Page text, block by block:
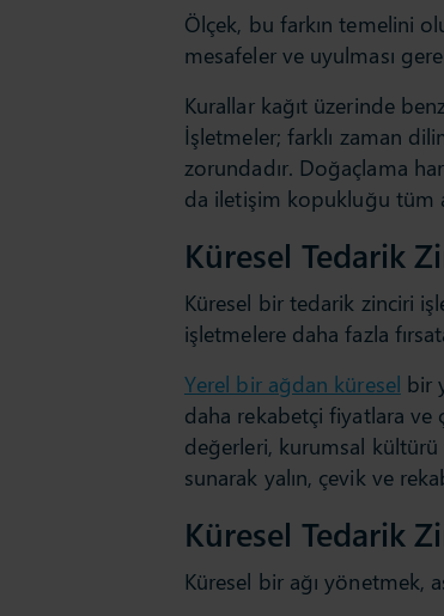
Ölçek, bu farkın temelini
mesafeler ve uyulması
Kurallar kağıt üzerinde
İşletmeler; farklı zaman
zorundadır. Doğaçlama
da iletişim kopukluğu tüm
Küresel Tedarik
Küresel bir tedarik zinciri
işletmelere daha fazla
Yerel bir ağdan küresel bir
daha rekabetçi fiyatlara ve
değerleri, kurumsal kültürü
sunarak yalın, çevik ve
Küresel Tedarik
Küresel bir ağı yönetmek,